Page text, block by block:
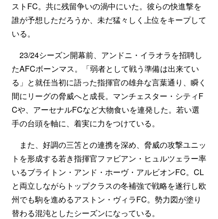
ストFC。共に残留争いの渦中にいた。彼らの快進撃を
誰が予想しただろうか、未だ猛々しく上位をキープして
いる。
23/24シーズン開幕前、アンドニ・イラオラを招聘し
たAFCボーンマス。「弱者として戦う準備は出来てい
る」と就任当初に語った指揮官の雄弁な言葉通り、瞬く
間にリーグの脅威へと成長。マンチェスター・シティF
Cや、アーセナルFCなど大物食いを連発した。若い選
手の台頭を軸に、着実に力をつけている。
また、好調の三笘との連携を深め、脅威の攻撃ユニッ
トを形成する若き指揮官ファビアン・ヒュルツェラー率
いるブライトン・アンド・ホーヴ・アルビオンFC。CL
と両立しながらトップクラスの冬補強で戦略を遂行し欧
州でも駒を進めるアストン・ヴィラFC。勢力図が塗り
替わる混沌としたシーズンになっている。